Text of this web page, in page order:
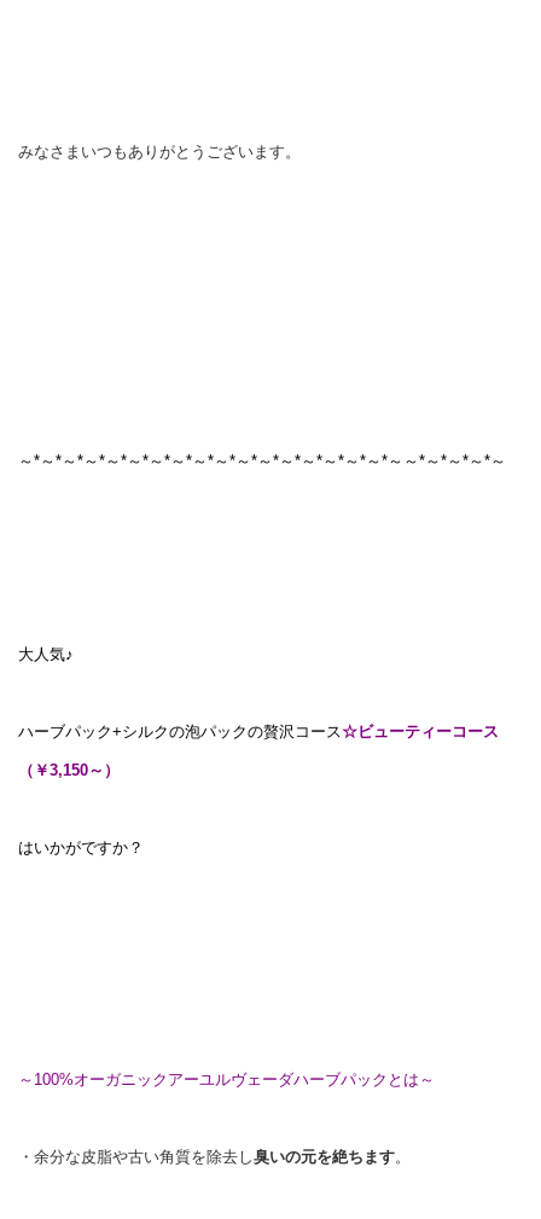
みなさまいつもありがとうございます。
～*～*～*～*～*～*～*～*～*～*～*～*～*～*～*～*～*～～*～*～*～*～
大人気♪
ハーブパック+シルクの泡パックの贅沢コース☆ビューティーコース
（￥3,150～）
はいかがですか？
～100%オーガニックアーユルヴェーダハーブパックとは～
・余分な皮脂や古い角質を除去し臭いの元を絶ちます。